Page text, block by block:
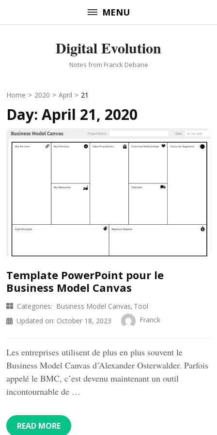
to
MENU
Digital Evolution
Notes from Franck Debane
Home > 2020 > April > 21
Day:April 21, 2020
Template PowerPoint pour le
Business Model Canvas
Categories: Business Model Canvas Tool
Updated on: October 18, 2023 Franck
Les entreprises utilisent de plus en plus souvent le
Business Model Canvas d’Alexander Osterwalder. Parfois
appelé le BMC, c’est devenu maintenant un outil
incontournable de …
READ MORE